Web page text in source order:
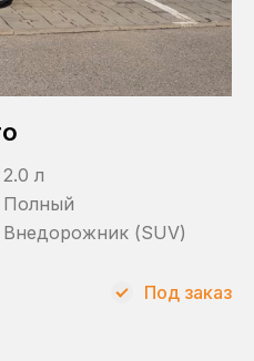
2.0 л
Полный
Внедорожник (SUV)
Под заказ